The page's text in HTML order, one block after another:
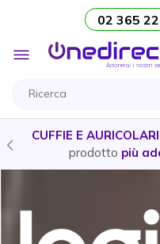
Salta al contenuto 02 365
Toggle
Nav
CUFFIE E AURICOLARI
prodotto più